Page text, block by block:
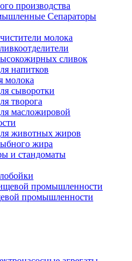
производства
Сепараторы
молока
сливок
напитков
молока
сыворотки
творога
масложировой
животных жиров
жира
и стандоматы
промышленности